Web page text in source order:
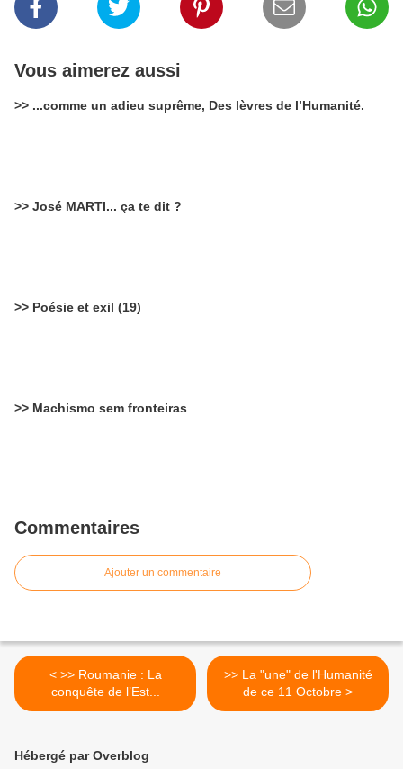
Vous aimerez aussi
>> ...comme un adieu suprême, Des lèvres de l’Humanité.
>> José MARTI... ça te dit ?
>> Poésie et exil (19)
>> Machismo sem fronteiras
Commentaires
Ajouter un commentaire
< >> Roumanie : La
conquête de l’Est...
>> La "une" de l'Humanité
de ce 11 Octobre >
Hébergé par Overblog